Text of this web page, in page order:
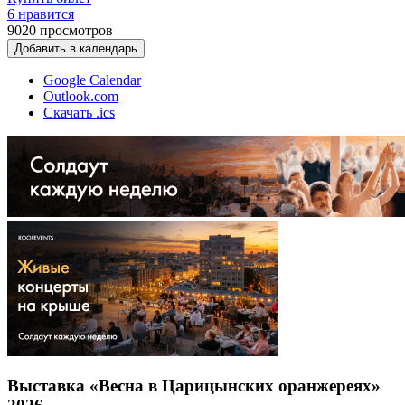
6 нравится
9020 просмотров
Добавить в календарь
Google Calendar
Outlook.com
Скачать .ics
Выставка «Весна в Царицынских оранжереях»